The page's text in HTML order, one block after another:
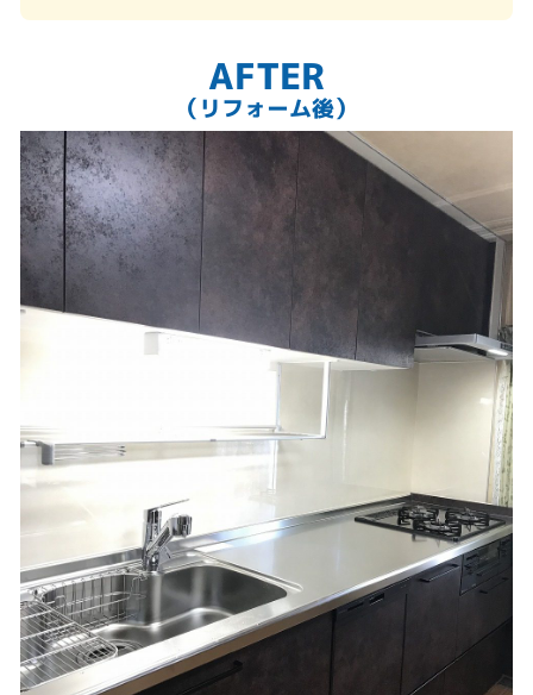
AFTER
（リフォーム後）